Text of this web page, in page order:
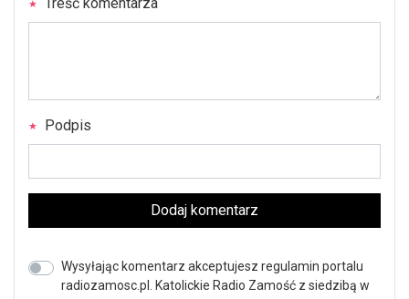
Podpis
Dodaj komentarz
Wysyłając komentarz akceptujesz regulamin portalu
radiozamosc.pl. Katolickie Radio Zamość z siedzibą w